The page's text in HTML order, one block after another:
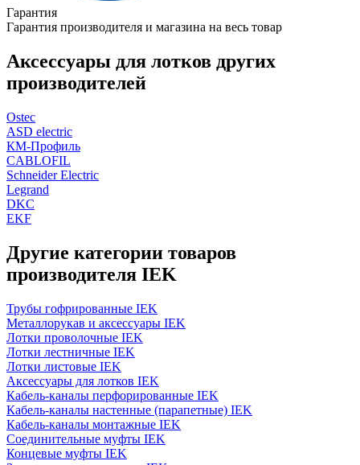
Гарантия
Гарантия производителя и магазина на весь товар
Аксессуары для лотков других
производителей
Ostec
ASD electric
КМ-Профиль
CABLOFIL
Schneider Electric
Legrand
DKC
EKF
Другие категории товаров
производителя IEK
Трубы гофрированные IEK
Металлорукав и аксессуары IEK
Лотки проволочные IEK
Лотки лестничные IEK
Лотки листовые IEK
Аксессуары для лотков IEK
Кабель-каналы перфорированные IEK
Кабель-каналы настенные (парапетные) IEK
Кабель-каналы монтажные IEK
Соединительные муфты IEK
Концевые муфты IEK